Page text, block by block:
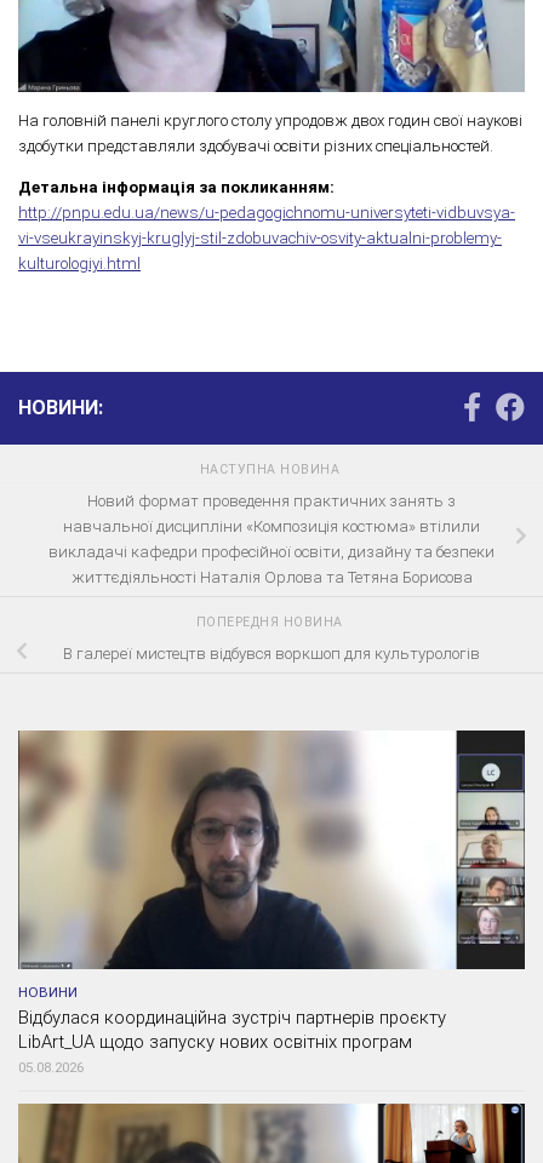
На головній панелі круглого столу упродовж двох годин свої наукові
здобутки представляли здобувачі освіти різних спеціальностей.
Детальна інформація за покликанням:
http://pnpu.edu.ua/news/u-pedagogichnomu-universyteti-vidbuvsya-
vi-vseukrayinskyj-kruglyj-stil-zdobuvachiv-osvity-aktualni-problemy-
kulturologiyi.html
НОВИНИ:
НАСТУПНА НОВИНА
Новий формат проведення практичних занять з
навчальної дисципліни «Композиція костюма» втілили
викладачі кафедри професійної освіти, дизайну та безпеки
життєдіяльності Наталія Орлова та Тетяна Борисова
ПОПЕРЕДНЯ НОВИНА
В галереї мистецтв відбувся воркшоп для культурологів
НОВИНИ
Відбулася координаційна зустріч партнерів проєкту
LibArt_UA щодо запуску нових освітніх програм
05.08.2026